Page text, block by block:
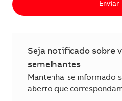
Enviar
Seja notificado sobre
semelhantes
Mantenha-se informado
aberto que